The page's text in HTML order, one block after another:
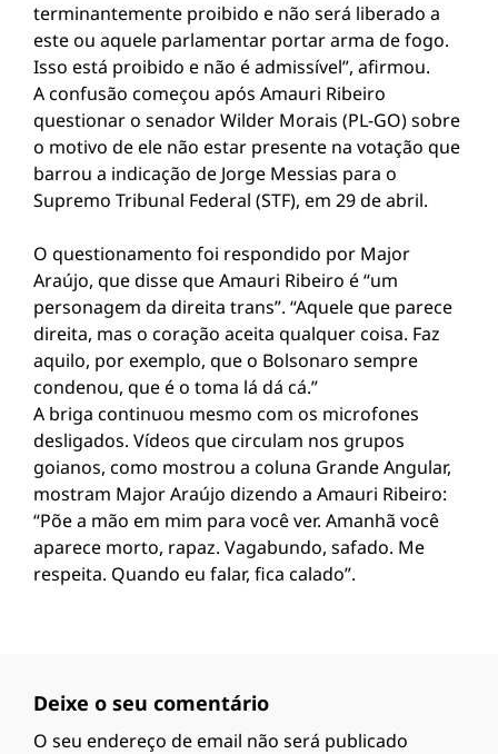
terminantemente proibido e não será liberado a
este ou aquele parlamentar portar arma de fogo.
Isso está proibido e não é admissível”, afirmou.
A confusão começou após Amauri Ribeiro
questionar o senador Wilder Morais (PL-GO) sobre
o motivo de ele não estar presente na votação que
barrou a indicação de Jorge Messias para o
Supremo Tribunal Federal (STF), em 29 de abril.
O questionamento foi respondido por Major
Araújo, que disse que Amauri Ribeiro é “um
personagem da direita trans”. “Aquele que parece
direita, mas o coração aceita qualquer coisa. Faz
aquilo, por exemplo, que o Bolsonaro sempre
condenou, que é o toma lá dá cá.”
A briga continuou mesmo com os microfones
desligados. Vídeos que circulam nos grupos
goianos, como mostrou a coluna Grande Angular,
mostram Major Araújo dizendo a Amauri Ribeiro:
“Põe a mão em mim para você ver. Amanhã você
aparece morto, rapaz. Vagabundo, safado. Me
respeita. Quando eu falar, fica calado”.
Deixe o seu comentário
O seu endereço de email não será publicado